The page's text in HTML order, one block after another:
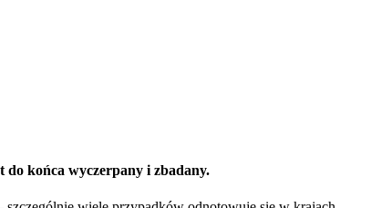
do końca wyczerpany i zbadany.